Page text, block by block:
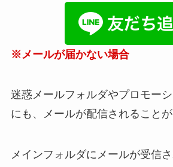
※メールが届かない場合
迷惑メールフォルダやプロモー
にも、メールが配信されることが
メインフォルダにメールが受信